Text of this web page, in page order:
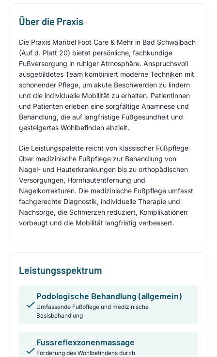
Über die Praxis
Die Praxis Maribel Foot Care & Mehr in Bad Schwalbach
(Auf d. Platt 20) bietet persönliche, fachkundige
Fußversorgung in ruhiger Atmosphäre. Anspruchsvoll
ausgebildetes Team kombiniert moderne Techniken mit
schonender Pflege, um akute Beschwerden zu lindern
und die individuelle Mobilität zu erhalten. Patientinnen
und Patienten erleben eine sorgfältige Anamnese und
Behandlung, die auf langfristige Fußgesundheit und
gesteigertes Wohlbefinden abzielt.
Die Leistungspalette reicht von klassischer Fußpflege
über medizinische Fußpflege zur Behandlung von
Nagel- und Hauterkrankungen bis zu orthopädischen
Versorgungen, Hornhautentfernung und
Nagelkorrekturen. Die medizinische Fußpflege umfasst
fachgerechte Diagnostik, individuelle Therapie und
Nachsorge, die Schmerzen reduziert, Komplikationen
vorbeugt und die Mobilität langfristig verbessert.
Leistungsspektrum
Podologische Behandlung (allgemein)
Umfassende Fußpflege und medizinische
Basisbehandlung
Fussreflexzonenmassage
Förderung des Wohlbefindens durch